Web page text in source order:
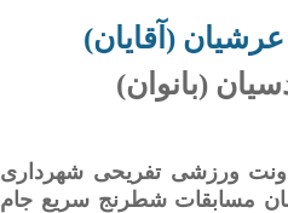
عرشیان (آقایان)
(بانوان)
ورزشی تفریحی شهرداری
مسابقات شطرنج سریع جام